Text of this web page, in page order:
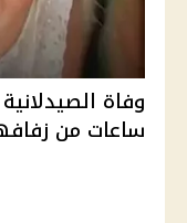
وفاة
ساعات من